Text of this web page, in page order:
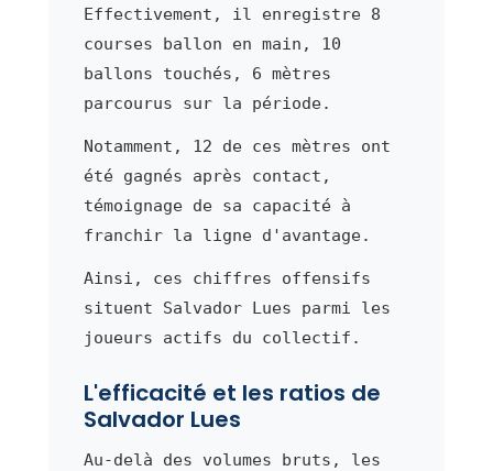
Effectivement, il enregistre 8
courses ballon en main, 10
ballons touchés, 6 mètres
parcourus sur la période.
Notamment, 12 de ces mètres ont
été gagnés après contact,
témoignage de sa capacité à
franchir la ligne d'avantage.
Ainsi, ces chiffres offensifs
situent Salvador Lues parmi les
joueurs actifs du collectif.
L'efficacité et les ratios de
Salvador Lues
Au-delà des volumes bruts, les